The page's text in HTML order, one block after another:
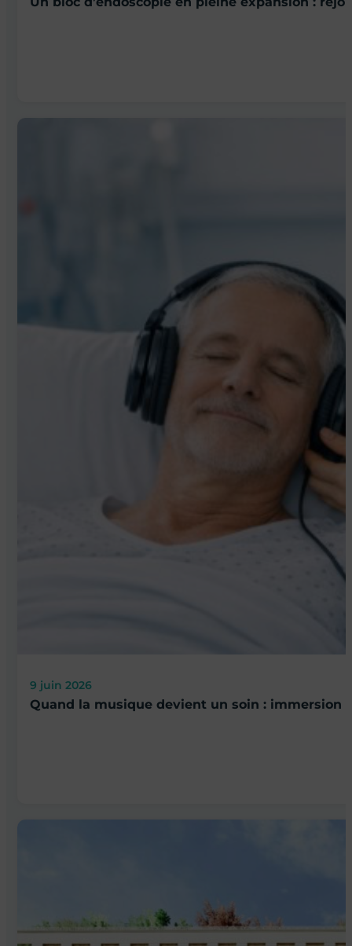
9 juin 2026
Quand la musique devient un soin : immersion